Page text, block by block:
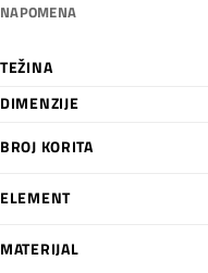
NAPOMENA
TEŽINA
DIMENZIJE
BROJ KORITA
ELEMENT
MATERIJAL